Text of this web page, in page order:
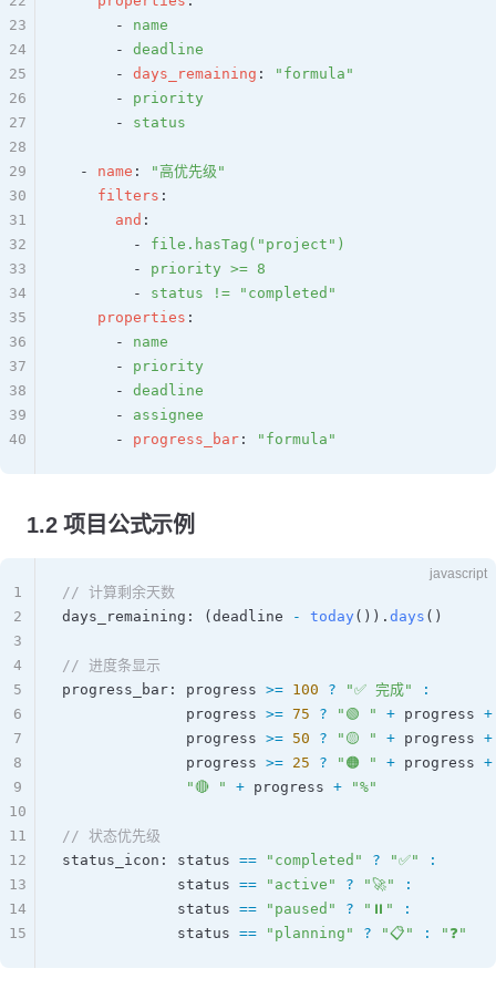
      -
name
      -
deadline
      -
days_remaining :
"formula"
      -
priority
      -
status
  -
name :
"高优先级"
    filters
:
      and
:
        -
file.hasTag("project")
        -
priority >= 8
        -
status != "completed"
    properties
:
      -
name
      -
priority
      -
deadline
      -
assignee
      -
progress_bar : "formula"
23
24
25
26
27
28
29
30
31
32
33
34
35
36
37
38
39
40
1.2 项目公式示例
javascript
// 计算剩余天数
days_remaining : ( deadline - today ()). days ()
// 进度条显示
progress_bar : progress >= 100 ? "✅ 完成"
:
              progress
>= 75 ? "🟢 " + progress +
              progress
>= 50 ? "🟡 " + progress +
              progress
>= 25 ? "🟠 " + progress +
              "🔴 "
+ progress + "%"
// 状态优先级
status_icon : status == "completed" ? "✅"
:
             status
== "active" ? "🚀"
:
             status
== "paused" ? "⏸️"
:
             status
== "planning" ? "📋" : "❓"
1
2
3
4
5
6
7
8
9
10
11
12
13
14
15